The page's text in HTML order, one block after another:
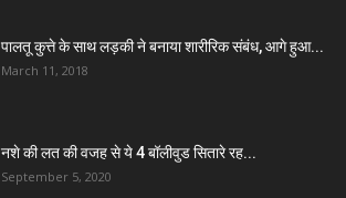
पालतू कुत्ते के साथ लड़की ने बनाया शारीरिक संबंध, आगे हुआ...
March 11, 2018
नशे की लत की वजह से ये 4 बॉलीवुड सितारे रह...
September 5, 2020